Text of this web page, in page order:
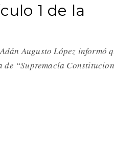
1 de la
Augusto López informó
“Supremacía